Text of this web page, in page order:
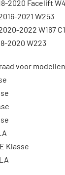
2020 Facelift
2021 W253
2022 W167
2020 W223
voor
Klasse